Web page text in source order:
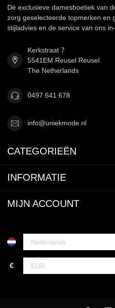
Dé exclusieve damesboetiek van
zorg geselecteerde topmerken en
stijladvies en de service van ons
Kerkstraat 7
5541EM Reusel Reusel
The Netherlands
0497 641 678
info@uniekmode.nl
CATEGORIEËN
INFORMATIE
MIJN ACCOUNT
€